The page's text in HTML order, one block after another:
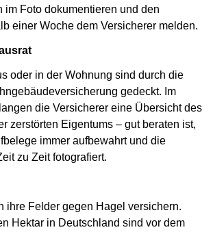
im Foto dokumentieren und den
einer Woche dem Versicherer melden.
oder in der Wohnung sind durch die
gedeckt. Im
die Versicherer eine Übersicht des
zerstörten Eigentums – gut beraten ist,
immer aufbewahrt und die
zu Zeit fotografiert.
ihre Felder gegen Hagel versichern.
Hektar in Deutschland sind vor dem